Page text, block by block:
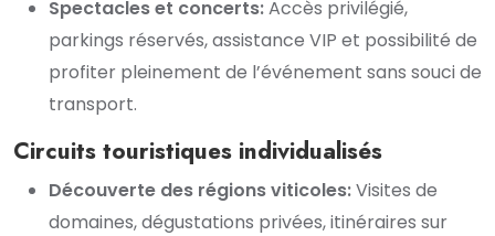
Spectacles et concerts:Accès privilégié,
parkings réservés, assistance VIP et possibilité de
profiter pleinement de l’événement sans souci de
transport.
Circuits touristiques individualisés
Découverte des régions viticoles:Visites de
domaines, dégustations privées, itinéraires sur